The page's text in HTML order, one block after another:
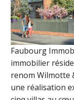
Faubourg
immobilier
renom Wilmotte
une réalisation